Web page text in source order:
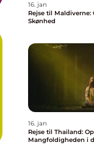
16. jan
Rejse til Maldiverne:
Skønhed
16. jan
Rejse til Thailand:
Mangfoldigheden i